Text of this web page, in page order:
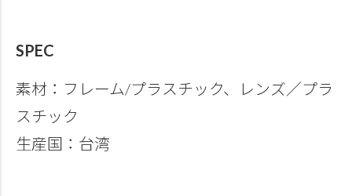
SPEC
素材：フレーム/プラスチック、レンズ／プラ
スチック
生産国：台湾